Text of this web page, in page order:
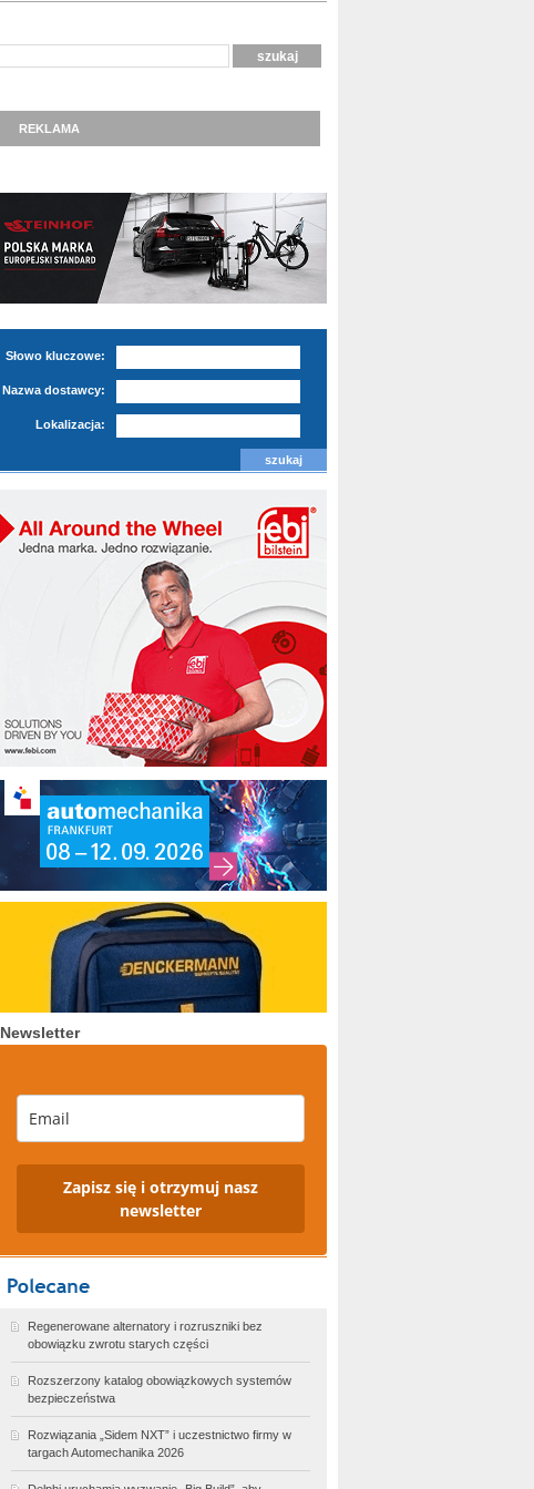
REKLAMA
Słowo kluczowe:
Nazwa dostawcy:
Lokalizacja:
Newsletter
Zapisz się i otrzymuj nasz
newsletter
Regenerowane alternatory i rozruszniki bez
obowiązku zwrotu starych części
Rozszerzony katalog obowiązkowych systemów
bezpieczeństwa
Rozwiązania „Sidem NXT” i uczestnictwo firmy w
targach Automechanika 2026